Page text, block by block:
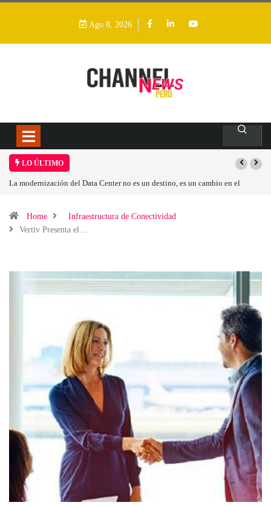
Ago 8, 2026
LO ÚLTIMO
el Los ingresos por semiconductores aumentarán más de un 94 % en 2026
Home
Infraestructura de Conectividad
Vertiv Presenta el…